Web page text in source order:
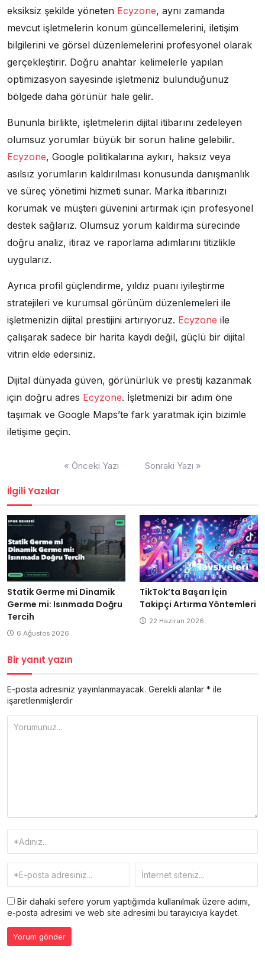
eksiksiz şekilde yöneten Ecyzone, aynı zamanda
mevcut işletmelerin konum güncellemelerini, iletişim
bilgilerini ve görsel düzenlemelerini profesyonel olarak
gerçekleştirir. Doğru anahtar kelimelerle yapılan
optimizasyon sayesinde işletmeniz bulunduğunuz
bölgede daha görünür hale gelir.
Bununla birlikte, işletmelerin dijital itibarını zedeleyen
olumsuz yorumlar büyük bir sorun haline gelebilir.
Ecyzone, Google politikalarına aykırı, haksız veya
asılsız yorumların kaldırılması konusunda danışmanlık
ve süreç yönetimi hizmeti sunar. Marka itibarınızı
korumak ve müşteri güvenini artırmak için profesyonel
destek sağlarız. Olumsuz yorum kaldırma sürecinde
doğru analiz, itiraz ve raporlama adımlarını titizlikle
uygularız.
Ayrıca profil güçlendirme, yıldız puanı iyileştirme
stratejileri ve kurumsal görünüm düzenlemeleri ile
işletmenizin dijital prestijini artırıyoruz. Ecyzone ile
çalışarak sadece bir harita kaydı değil, güçlü bir dijital
vitrin elde edersiniz.
Dijital dünyada güven, görünürlük ve prestij kazanmak
için doğru adres Ecyzone. İşletmenizi bir adım öne
taşımak ve Google Maps’te fark yaratmak için bizimle
iletişime geçin.
« Önceki Yazı Sonraki Yazı »
İlgili Yazılar
Statik Germe mi Dinamik
Germe mi: Isınmada Doğru
Tercih
6 Ağustos 2026
TikTok’ta Başarı İçin
Takipçi Artırma Yöntemleri
22 Haziran 2026
Bir yanıt yazın
E-posta adresiniz yayınlanmayacak. Gerekli alanlar * ile
işaretlenmişlerdir
Bir dahaki sefere yorum yaptığımda kullanılmak üzere adımı,
e-posta adresimi ve web site adresimi bu tarayıcıya kaydet.